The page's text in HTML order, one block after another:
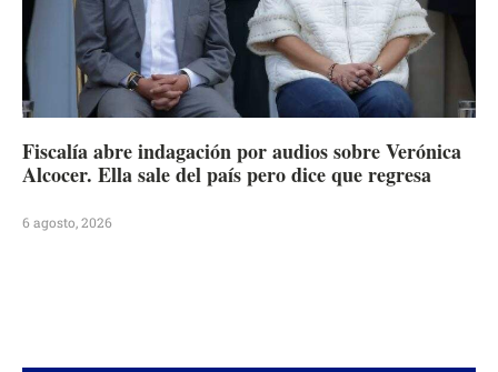
Fiscalía abre indagación por audios sobre Verónica
Alcocer. Ella sale del país pero dice que regresa
6 agosto, 2026